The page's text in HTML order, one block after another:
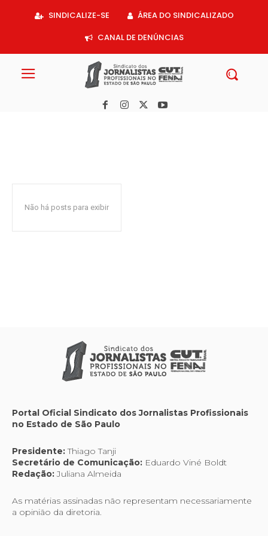
SINDICALIZE-SE
ÁREA DO SINDICALIZADO
CANAL DE DENÚNCIAS
Não há posts para exibir
Portal Oficial Sindicato dos Jornalistas Profissionais
no Estado de São Paulo
Presidente:Thiago Tanji
Secretário de Comunicação: Eduardo Viné Boldt
Redação:Juliana Almeida
As matérias assinadas não representam necessariamente
a opinião da diretoria.